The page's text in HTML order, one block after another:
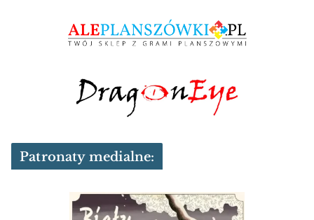
Patronaty medialne: